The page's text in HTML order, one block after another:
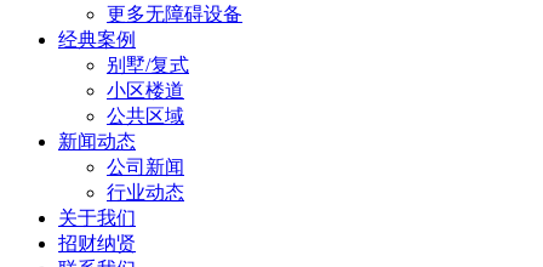
更多无障碍设备
经典案例
别墅/复式
小区楼道
公共区域
新闻动态
公司新闻
行业动态
关于我们
招财纳贤